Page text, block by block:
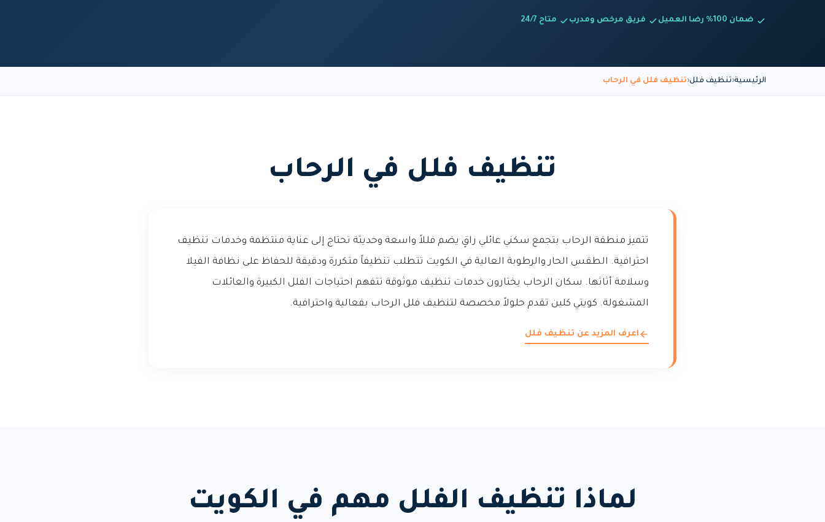
ضمان 100% رضا العميل فريق مرخص ومدرب متاح 24/7
الرئيسية تنظيف فلل تنظيف فلل في الرحاب
تنظيف فلل في الرحاب
تتميز منطقة الرحاب بتجمع سكني عائلي راقٍ يضم فللاً واسعة وحديثة تحتاج إلى عناية منتظمة وخدمات تنظيف
احترافية. الطقس الحار والرطوبة العالية في الكويت تتطلب تنظيفاً متكررة ودقيقة للحفاظ على نظافة الفيلا
وسلامة أثاثها. سكان الرحاب يختارون خدمات تنظيف موثوقة تتفهم احتياجات الفلل الكبيرة والعائلات
المشغولة. كويتي كلين تقدم حلولاً مخصصة لتنظيف فلل الرحاب بفعالية واحترافية.
اعرف المزيد عن تنظيف فلل
لماذا تنظيف الفلل مهم في الكويت